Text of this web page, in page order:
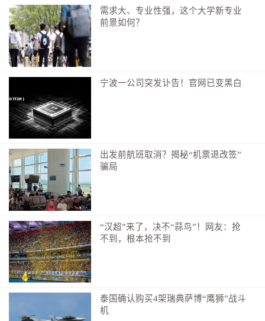
朱砂村有一座古戏楼，座落在古村中间，是古村先人
重要的文化设施。因前几年对古村开展抢救性修复，对
古戏楼在原有基础进行了整修，，现在是古村的重点建
筑。我们站在戏楼前，虽不见当年锣鼓喧天，戏曲婉转
多采的热闹场景，却可以想到彼时古村先人齐聚于此共
赏戏曲文化的欢愉气氛，戏台上角色的一颦一笑，一唱
一和，都成为朱砂古村挥之不去的历史文化。
需求大、专业性强，这个大学新专业
前景如何？
宁波一公司突发讣告！官网已变黑白
出发前航班取消？揭秘“机票退改签”
骗局
“汉超”来了，决不“蒜鸟”！网友：抢
不到，根本抢不到
泰国确认购买4架瑞典萨博“鹰狮”战斗
机